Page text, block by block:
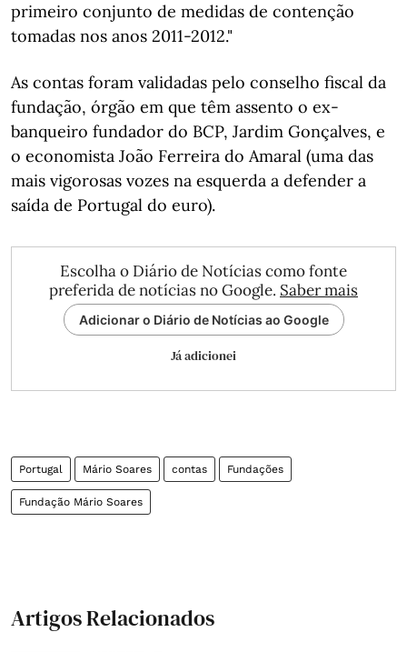
primeiro conjunto de medidas de contenção
tomadas nos anos 2011-2012."
As contas foram validadas pelo conselho fiscal da
fundação, órgão em que têm assento o ex-
banqueiro fundador do BCP, Jardim Gonçalves, e
o economista João Ferreira do Amaral (uma das
mais vigorosas vozes na esquerda a defender a
saída de Portugal do euro).
Escolha o Diário de Notícias como fonte
preferida de notícias no Google. Saber mais
Adicionar o Diário de Notícias ao Google
Já adicionei
Portugal Mário Soares contas Fundações
Fundação Mário Soares
Artigos Relacionados